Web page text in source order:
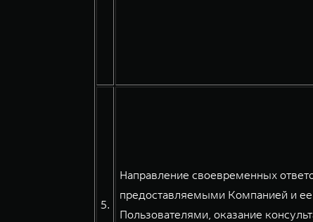
5.
Направление своевременных
предоставляемыми Компанией и
Пользователями, оказание